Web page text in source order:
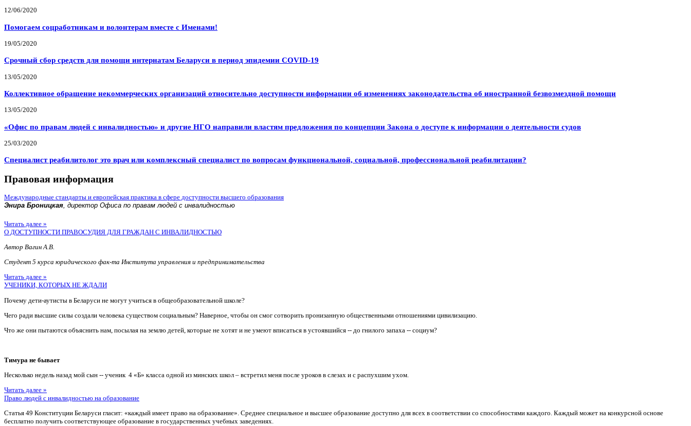
12/06/2020
Помогаем соцработникам и волонтерам вместе с Именами!
19/05/2020
Срочный сбор средств для помощи интернатам Беларуси в период эпидемии COVID-19
13/05/2020
Коллективное обращение некоммерческих организаций относительно доступности информации об изменениях законодательства об иностранной безвозмездной помощи
13/05/2020
«Офис по правам людей с инвалидностью» и другие НГО направили властям предложения по концепции Закона о доступе к информации о деятельности судов
25/03/2020
Специалист реабилитолог это врач или комплексный специалист по вопросам функциональной, социальной, профессиональной реабилитации?
Правовая информация
Международные стандарты и европейская практика в сфере доступности высшего образования
Энира Броницкая, директор Офиса по правам людей с инвалидностью
Читать далее »
О ДОСТУПНОСТИ ПРАВОСУДИЯ ДЛЯ ГРАЖДАН С ИНВАЛИДНОСТЬЮ
Автор Вагин А.В.
Студент 5 курса юридического фак-та Института управления и предпринимательства
Читать далее »
УЧЕНИКИ, КОТОРЫХ НЕ ЖДАЛИ
Почему дети-аутисты в Беларуси не могут учиться в общеобразовательной школе?
Чего ради высшие силы создали человека существом социальным? Наверное, чтобы он смог сотворить пронизанную общественными отношениями цивилизацию.
Что же они пытаются объяснить нам, посылая на землю детей, которые не хотят и не умеют вписаться в устоявшийся -- до гнилого запаха -- социум?
Тимура не бывает
Несколько недель назад мой сын -- ученик 4 «Б» класса одной из минских школ – встретил меня после уроков в слезах и с распухшим ухом.
Читать далее »
Право людей с инвалидностью на образование
Статья 49 Конституции Беларуси гласит: «каждый имеет право на образование». Среднее специальное и высшее образование доступно для всех в соответствии со способностями каждого. Каждый может на конкурсной основе
бесплатно получить соответствующее образование в государственных учебных заведениях.